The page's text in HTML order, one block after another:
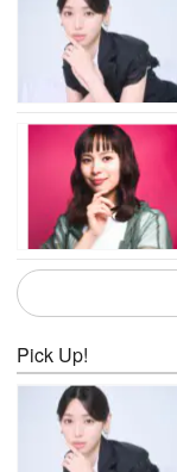
Pick Up!